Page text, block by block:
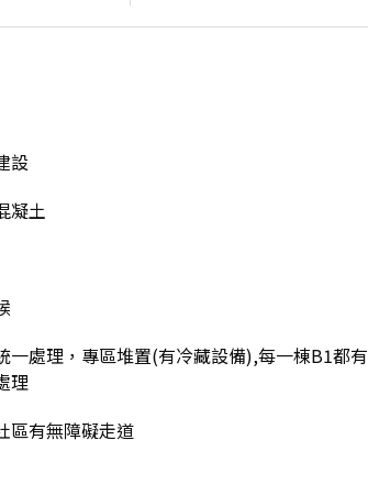
設
凝土
一處理，專區堆置(有冷藏設備),每一棟B1都有
理
區有無障礙走道